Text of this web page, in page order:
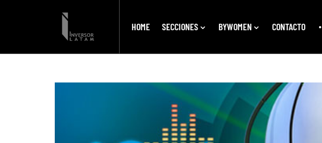
HOME SECCIONES BYWOMEN CONTACTO